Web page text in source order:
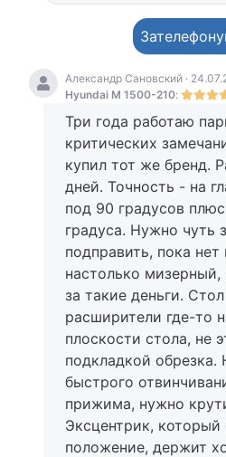
Александр Сановский ·
Hyundai M 1500-210:
Три года работаю
критических
купил тот же бренд.
дней. Точность - на
под 90 градусов
градуса. Нужно чуть
подправить, пока
настолько мизерный,
за такие деньги.
расширители где-то
плоскости стола, не
подкладкой обрезка.
быстрого
прижима, нужно
Эксцентрик, который
положение, держит